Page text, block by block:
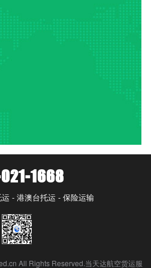
1668
- 港澳台托运 - 保险运输
All Rights Reserved.当天达航空货运服